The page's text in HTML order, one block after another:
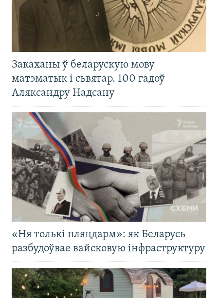
Закаханы ў беларускую мову
матэматык і сьвятар. 100 гадоў
Аляксандру Надсану
«Ня толькі пляцдарм»: як Беларусь
разбудоўвае вайсковую інфраструктуру